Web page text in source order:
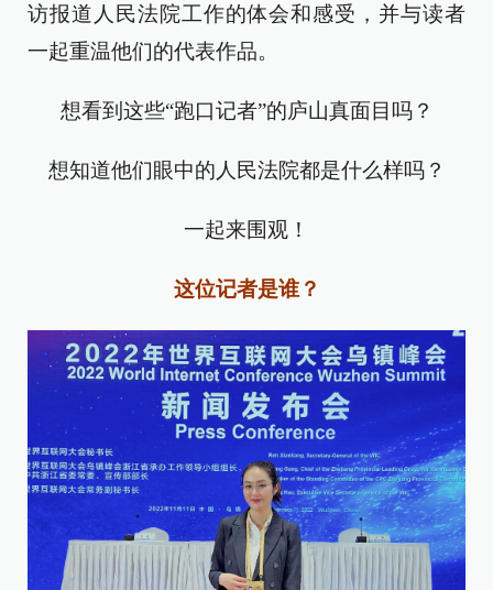
访报道人民法院工作的体会和感受，并与读者
一起重温他们的代表作品。
想看到这些“跑口记者”的庐山真面目吗？
想知道他们眼中的人民法院都是什么样吗？
一起来围观！
这位记者是谁？